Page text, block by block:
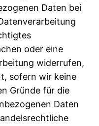
Daten bei
oder eine
widerrufen,
sofern wir keine
Gründe für die
Daten